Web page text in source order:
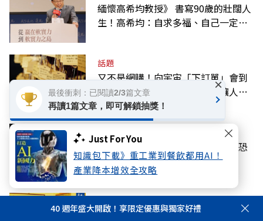
Just For You
知識包下載》重工業到餐飲都用AI！
產業降本增效全攻略
緬懷高希均教授》 書寫90歲的壯闊人
生！高希均：自求多福、自己一定要
話題
又不是網購！向宇宙「下訂單」會到
貨？心理師解析「顯化」為何讓人無
法自拔
川普簽行政命令禁「生育旅遊」，恐
再掀法律戰
高希均回憶錄》曾與波特、奈伊、傅
40 週年盛大開啟！享限定優惠與獨家好禮
最後衝刺：已閱讀2/3篇文章
再讀1篇文章，即可解鎖抽獎！
×